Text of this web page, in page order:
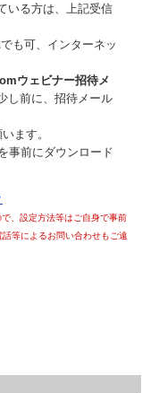
いる方は、上記受信
も可、インターネッ
ウェビナー招待メ
し前に、招待メール
ます。
事前にダウンロード
、設定方法等はご自身で事前
等によるお問い合わせもご遠